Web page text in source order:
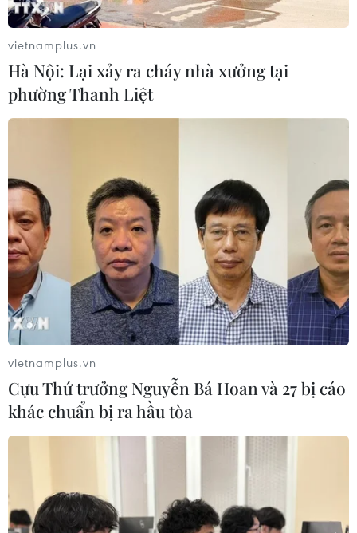
Các bộ sưu tập Xuân-Hè 2015 tại tuần lễ
thời trang New York
08/09/2014 07:22
Áo khoác safari, váy shirtdress cách điệu từ sơmi và áo
khoác mùa hè màu kaki và trắng... là những mẫu trang
phục được giới thiệu trong bộ sưu tập của Jason Wu.
vietnamplus.vn
Hà Nội: Lại xảy ra cháy nhà xưởng tại
phường Thanh Liệt
vietnamplus.vn
Cựu Thứ trưởng Nguyễn Bá Hoan và 27 bị cáo
khác chuẩn bị ra hầu tòa